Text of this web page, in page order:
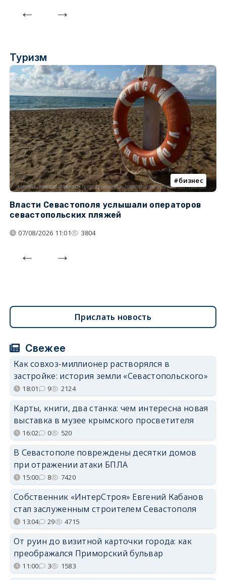
Туризм
бизнес
Власти Севастополя услышали операторов
севастопольских пляжей
07/08/2026 11:01 3804
Прислать новость
Свежее
Как совхоз-миллионер растворялся в
застройке: история земли «Севастопольского»
18:01 9 2124
Карты, книги, два станка: чем интересна новая
выставка в музее крымского просветителя
16:02 0 520
В Севастополе повреждены десятки домов
при отражении атаки БПЛА
15:00 8 7420
Собственник «ИнтерСтроя» Евгений Кабанов
стал заслуженным строителем Севастополя
13:04 29 4715
От руин до визитной карточки города: как
преображался Приморский бульвар
11:00 3 1583